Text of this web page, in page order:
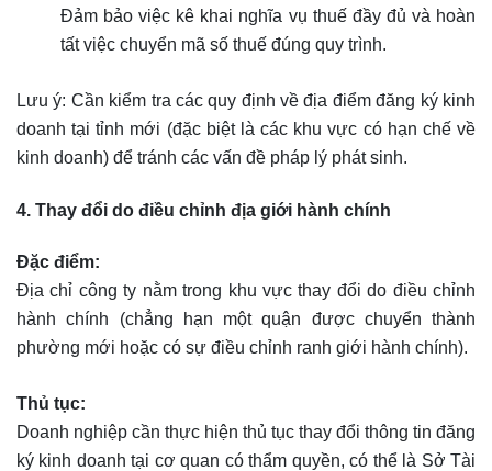
Đảm bảo việc kê khai nghĩa vụ thuế đầy đủ và hoàn
tất việc chuyển mã số thuế đúng quy trình.
Lưu ý: Cần kiểm tra các quy định về địa điểm đăng ký kinh
doanh tại tỉnh mới (đặc biệt là các khu vực có hạn chế về
kinh doanh) để tránh các vấn đề pháp lý phát sinh.
4. Thay đổi do điều chỉnh địa giới hành chính
Đặc điểm:
Địa chỉ công ty nằm trong khu vực thay đổi do điều chỉnh
hành chính (chẳng hạn một quận được chuyển thành
phường mới hoặc có sự điều chỉnh ranh giới hành chính).
Thủ tục:
Doanh nghiệp cần thực hiện thủ tục thay đổi thông tin đăng
ký kinh doanh tại cơ quan có thẩm quyền, có thể là Sở Tài